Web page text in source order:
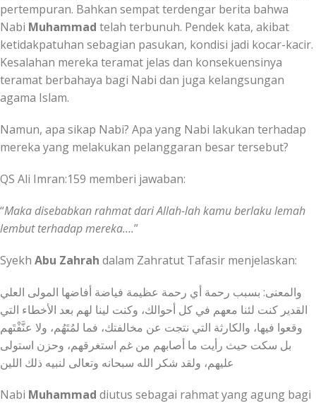
pertempuran. Bahkan sempat terdengar berita bahwa
Nabi Muhammad telah terbunuh. Pendek kata, akibat
ketidakpatuhan sebagian pasukan, kondisi jadi kocar-kacir.
Kesalahan mereka teramat jelas dan konsekuensinya
teramat berbahaya bagi Nabi dan juga kelangsungan
agama Islam.
Namun, apa sikap Nabi? Apa yang Nabi lakukan terhadap
mereka yang melakukan pelanggaran besar tersebut?
QS Ali Imran:159 memberi jawaban:
“Maka disebabkan rahmat dari Allah-lah kamu berlaku lemah
lembut terhadap mereka….”
Syekh Abu Zahrah dalam Zahratut Tafasir menjelaskan:
القدير كنت لئنا معهم في كل أحوالك، وكنت لينا لهم بعد الأخطاء التي
وقعوا فيها، والكارثة التي نتجت عن مخالفتك، فما لمُتَهُم، ولا عنَّفْتَهم
بل سكت حيث رأيت ما أصابهم من غم استغرقهم، وحزن استولى
عليهم، ولقد شكر الله سبحانه وتعالى لنبيه ذلك اللين
Nabi Muhammad diutus sebagai rahmat yang agung bagi